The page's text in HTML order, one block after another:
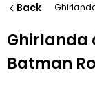
Back
Ghirlanda
Batman